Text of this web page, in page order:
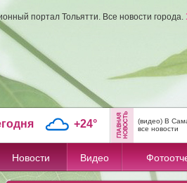
портал Тольятти. Все новости города.
+24°
(видео) В
все новости
Новости Видео